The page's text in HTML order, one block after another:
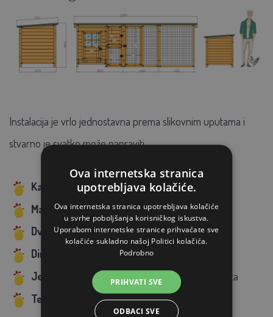
Instalacija je vrlo jednostavna prema slikovnim uputama i
stvarno je svatko može napraviti.
Kapacitet kokošinjca:6 kokoši
Materijal:kvalitetno masivno drvo smreke
Dvije grede
Dimenzije:
2250x670x800 mm
Jednostavna montaža, pakiranje u dva paketa
Težina:
Ova internetska stranica
upotrebljava kolačiće.
Ova internetska stranica upotrebljava kolačiće
u svrhe poboljšanja korisničkog iskustva.
Uporabom internetske stranice prihvaćate sve
kolačiće sukladno našoj Politici kolačića.
Podrobno
PRIHVATI SVE
ODBACI SVE